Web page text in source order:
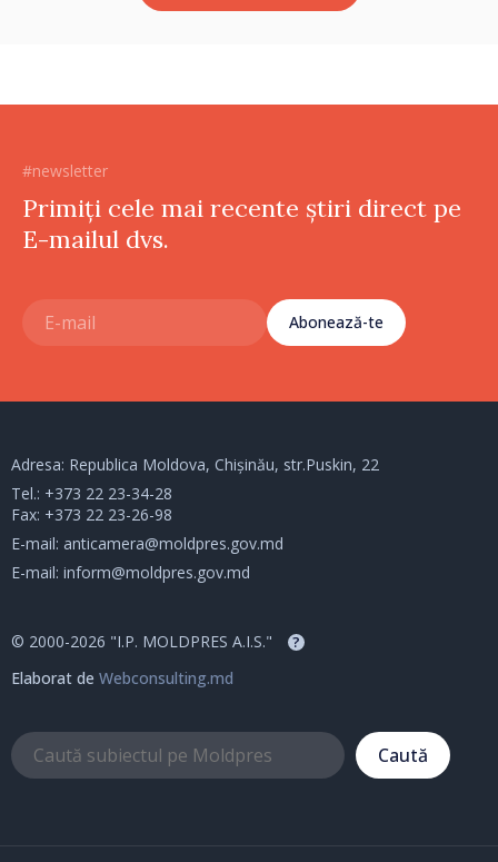
#newsletter
Primiți cele mai recente știri direct pe
E-mailul dvs.
Abonează-te
Adresa: Republica Moldova, Chișinău, str.Puskin, 22
Tel.: +373 22 23-34-28
Fax: +373 22 23-26-98
E-mail: anticamera@moldpres.gov.md
E-mail: inform@moldpres.gov.md
© 2000-2026 "I.P. MOLDPRES A.I.S." ?
Elaborat de Webconsulting.md
Caută